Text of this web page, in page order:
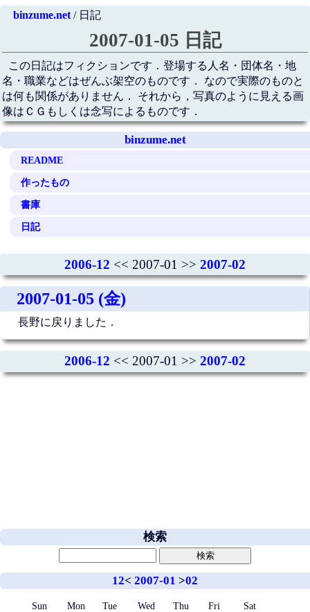
binzume.net/ 日記
2007-01-05 日記
この日記はフィクションです．登場する人名・団体名・地
名・職業などはぜんぶ架空のものです． なので実際のものと
は何も関係がありません． それから，写真のように見える画
像はＣＧもしくは念写によるものです．
binzume.net
README
作ったもの
書庫
日記
2006-12 << 2007-01 >> 2007-02
2007-01-05 (金)
長野に戻りました．
2006-12 << 2007-01 >> 2007-02
検索
12< 2007-01 >02
Sun Mon Tue Wed Thu Fri Sat